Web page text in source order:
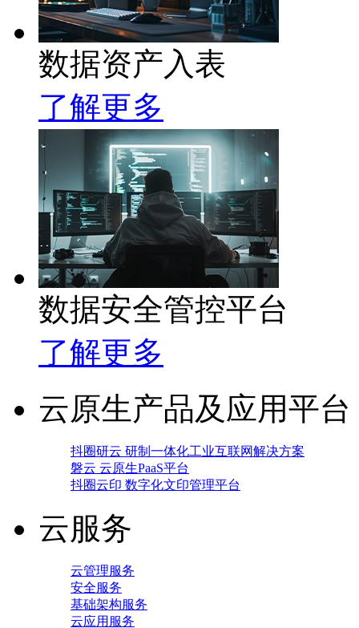
数据资产入表
了解更多
数据安全管控平台
了解更多
云原生产品及应用平台
抖圈研云 研制一体化工业互联网解决方案
磐云 云原生PaaS平台
抖圈云印 数字化文印管理平台
云服务
云管理服务
安全服务
基础架构服务
云应用服务